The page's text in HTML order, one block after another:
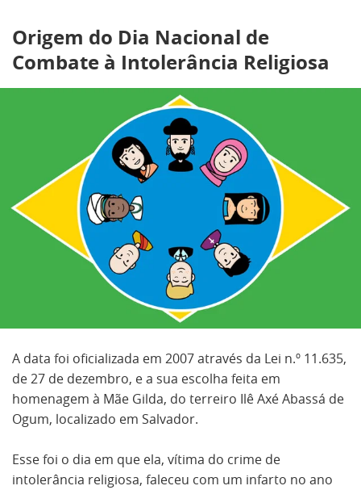
Origem do Dia Nacional de
Combate à Intolerância Religiosa
A data foi oficializada em 2007 através da Lei n.º 11.635,
de 27 de dezembro, e a sua escolha feita em
homenagem à Mãe Gilda, do terreiro Ilê Axé Abassá de
Ogum, localizado em Salvador.
Esse foi o dia em que ela, vítima do crime de
intolerância religiosa, faleceu com um infarto no ano